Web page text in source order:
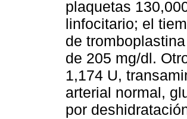
plaquetas
linfocitario; el
de
de 205 mg/dl.
1,174 U,
arterial normal,
por